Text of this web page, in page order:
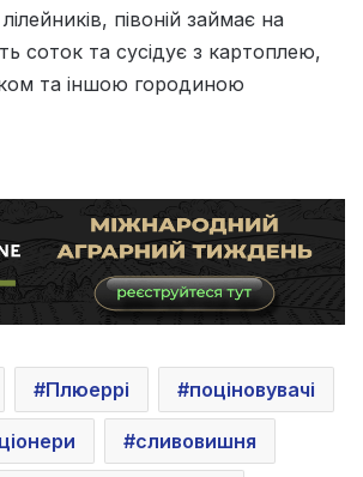
лілейників, півоній займає на
соток та сусідує з картоплею,
та іншою городиною
Плюеррі поціновувачі
сливовишня